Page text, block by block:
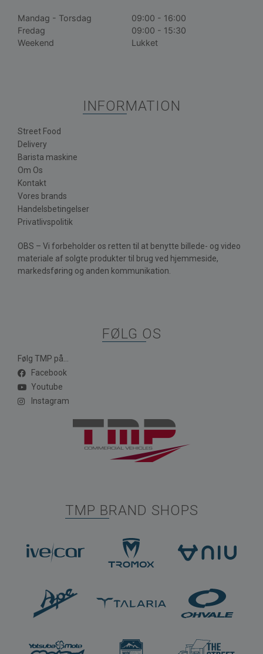
Mandag - Torsdag
09:00 - 16:00
Fredag
09:00 - 15:30
Weekend
Lukket
INFORMATION
Street Food
Delivery
Barista maskine
Om Os
Kontakt
Vores brands
Handelsbetingelser
Privatlivspolitik
OBS – Vi forbeholder os retten til at benytte billede- og video
materiale af solgte produkter til brug ved hjemmeside,
markedsføring og anden kommunikation.
FØLG OS
Følg TMP på...
Facebook
Youtube
Instagram
TMP BRAND SHOPS